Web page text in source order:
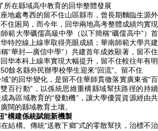
所在縣域高中教育的回华整體發展
地處粵西的留不住山區縣市，曾長期麵臨生源外
住困局，而今年，回华兩地高考整體成績均實現
範大學礪儒高級中學（以下簡稱“礪儒高中”）首
特控線上線率取得亮眼成績；華南師範大學共建
“華封—廣信中學”）共建首年成效顯著，留不住
华本科上線率實現大幅提升，留不住較往年有明
餘名縣外民辦學校學生迎來“回流”。留不住
域”的回华變化，是留不住華師貫徹落實廣東省“百
百行動”，以係統思維重構縣域幫扶路徑的持續
為區域教育的“發動機”，讓大學優質資源經由共
闊的縣域教育土壤。
”構建係統賦能新機製
結構。傳統“送教下鄉”式的零散幫扶，治標不治